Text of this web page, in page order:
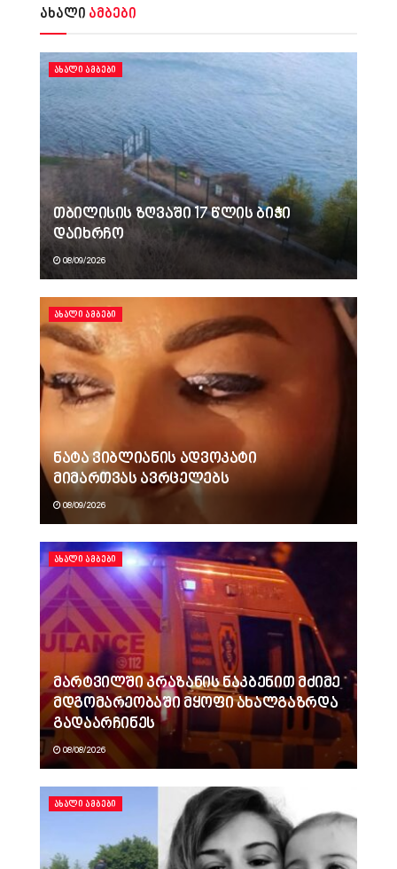
ახალი ამბები
ᲐᲮᲐᲚᲘ ᲐᲛᲑᲔᲑᲘ
თბილისის ზღვაში 17 წლის ბიჭი
დაიხრჩო
08/09/2026
ᲐᲮᲐᲚᲘ ᲐᲛᲑᲔᲑᲘ
ნატა ვიბლიანის ადვოკატი
მიმართვას ავრცელებს
08/09/2026
ᲐᲮᲐᲚᲘ ᲐᲛᲑᲔᲑᲘ
მარტვილში კრაზანის ნაკბენით მძიმე
მდგომარეობაში მყოფი ახალგაზრდა
გადაარჩინეს
08/08/2026
ᲐᲮᲐᲚᲘ ᲐᲛᲑᲔᲑᲘ